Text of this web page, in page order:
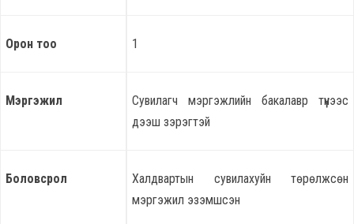
Орон тоо 1
Мэргэжил
Сувилагч мэргэжлийн бакалавр түүнээс
дээш зэрэгтэй
Боловсрол
Халдвартын сувилахуйн төрөлжсөн
мэргэжил эзэмшсэн